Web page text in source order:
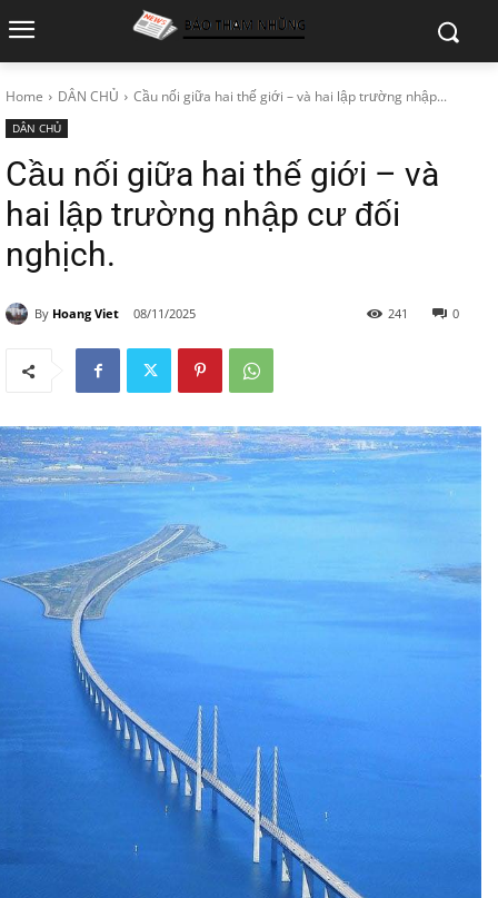
Home DÂN CHỦ Cầu nối giữa hai thế giới – và hai lập trường nhập...
DÂN CHỦ
Cầu nối giữa hai thế giới – và
hai lập trường nhập cư đối
nghịch.
By Hoang Viet 08/11/2025 0
241